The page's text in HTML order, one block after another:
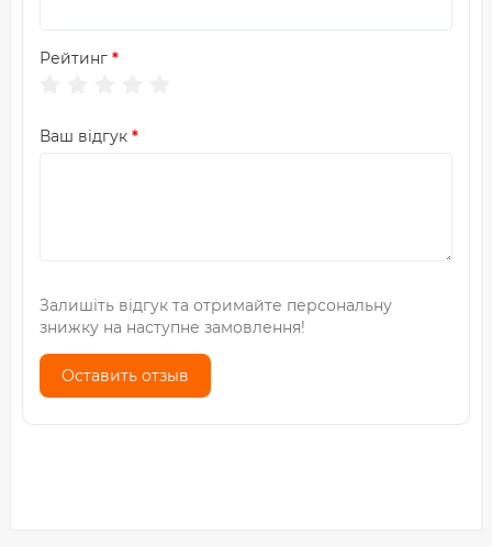
Рейтинг
Ваш відгук
Залишіть відгук та отримайте персональну
знижку на наступне замовлення!
Оставить отзыв